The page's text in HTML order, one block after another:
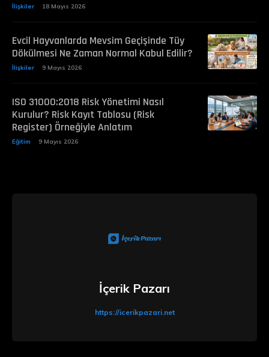
İlişkiler 18 Mayıs 2026
Evcil Hayvanlarda Mevsim Geçişinde Tüy
Dökülmesi Ne Zaman Normal Kabul Edilir?
İlişkiler 9 Mayıs 2026
ISO 31000:2018 Risk Yönetimi Nasıl
Kurulur? Risk Kayıt Tablosu (Risk
Register) Örneğiyle Anlatım
Eğitim 9 Mayıs 2026
İçerik Pazarı
https://icerikpazari.net